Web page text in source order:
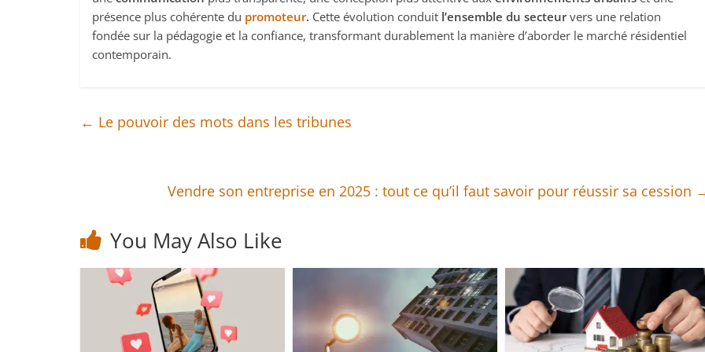
présence plus cohérente du promoteur. Cette évolution conduit l’ensemble du secteurvers une relation
fondée sur la pédagogie et la confiance, transformant durablement la manière d’aborder le marché résidentiel
contemporain.
← Le pouvoir des mots dans les tribunes
Vendre son entreprise en 2025 : tout ce qu’il faut savoir pour réussir sa cession
You May Also Like